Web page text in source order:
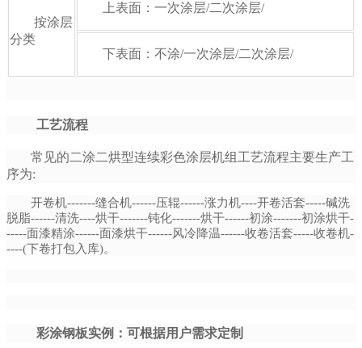
按涂层
分类
上表面：一次涂层/二次涂层/
下表面：不涂/一次涂层/二次涂层/
工艺流程
常见的二涂二烘型连续彩色涂层机组工艺流程主要生产工
序为:
开卷机-------缝合机------压辊------涨力机----开卷活套-----碱洗
脱脂------清洗----烘干-------钝化-------烘干------初涂-------初涂烘干-
-----面漆精涂------面漆烘干------风冷降温------收卷活套-----收卷机-
----(下卷打包入库)。
彩涂钢板实例：可根据用户需求定制